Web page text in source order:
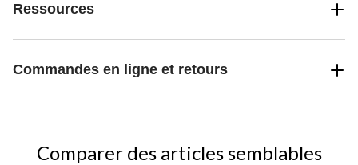
Ressources
Commandes en ligne et retours
Comparer des articles semblables